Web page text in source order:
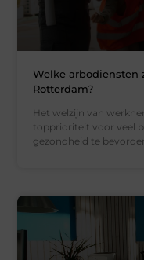
Welke arbodiensten
Rotterdam?
Het welzijn van
topprioriteit voor veel
gezondheid te